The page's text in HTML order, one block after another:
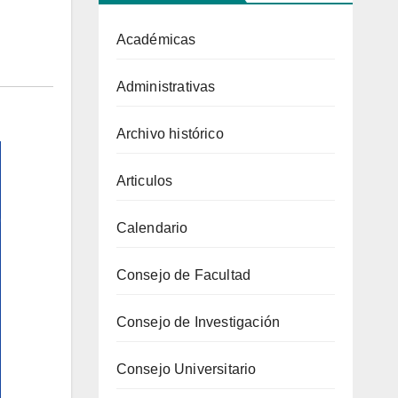
Académicas
Administrativas
Archivo histórico
Articulos
Calendario
Consejo de Facultad
Consejo de Investigación
Consejo Universitario